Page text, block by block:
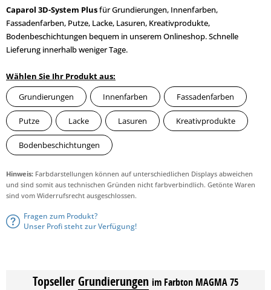
Caparol 3D-System Plusfür Grundierungen, Innenfarben,
Fassadenfarben, Putze, Lacke, Lasuren, Kreativprodukte,
Bodenbeschichtungen bequem in unserem Onlineshop. Schnelle
Lieferung innerhalb weniger Tage.
Wählen Sie Ihr Produkt aus:
Grundierungen
Innenfarben Fassadenfarben
Putze Lacke Lasuren Kreativprodukte
Bodenbeschichtungen
Hinweis: Farbdarstellungen können auf unterschiedlichen Displays abweichen
und sind somit aus technischen Gründen nicht farbverbindlich. Getönte Waren
sind vom Widerrufsrecht ausgeschlossen.
Fragen zum Produkt?
Unser Profi steht zur Verfügung!
TopsellerGrundierungen im Farbton MAGMA 75